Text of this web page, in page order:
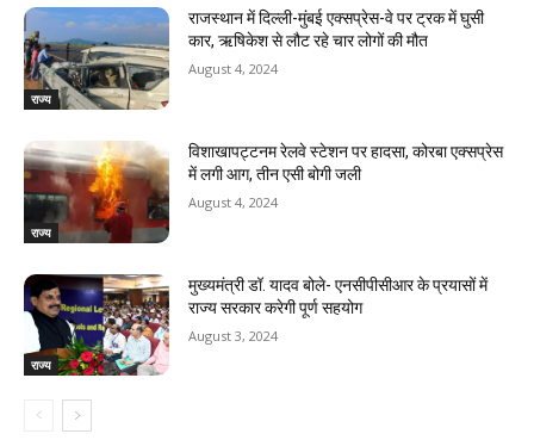
राज्य
राजस्‍थान में दिल्ली-मुंबई एक्सप्रेस-वे पर ट्रक में घुसी
कार, ऋषिकेश से लौट रहे चार लोगों की मौत
August 4, 2024
राज्य
विशाखापट्टनम रेलवे स्टेशन पर हादसा, कोरबा एक्सप्रेस
में लगी आग, तीन एसी बोगी जली
August 4, 2024
राज्य
मुख्यमंत्री डॉ. यादव बोले- एनसीपीसीआर के प्रयासों में
राज्य सरकार करेगी पूर्ण सहयोग
August 3, 2024